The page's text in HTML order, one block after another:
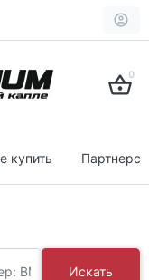
0
купить
Искать